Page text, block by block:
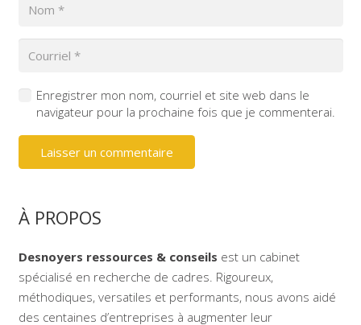
Enregistrer mon nom, courriel et site web dans le
navigateur pour la prochaine fois que je commenterai.
Laisser un commentaire
À PROPOS
Desnoyers ressources & conseils est un cabinet
spécialisé en recherche de cadres. Rigoureux,
méthodiques, versatiles et performants, nous avons aidé
des centaines d’entreprises à augmenter leur